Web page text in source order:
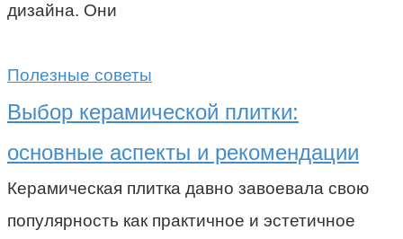
дизайна. Они
Полезные советы
Выбор керамической плитки:
основные аспекты и рекомендации
Керамическая плитка давно завоевала свою
популярность как практичное и эстетичное